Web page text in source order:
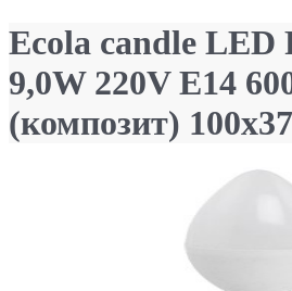
Ecola candle LED
9,0W 220V E14
(композит) 100x37